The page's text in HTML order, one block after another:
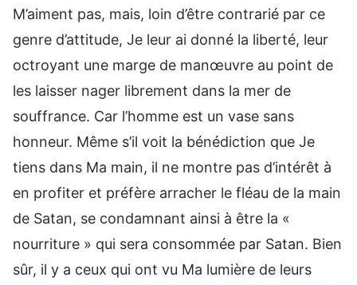
M’aiment pas, mais, loin d’être contrarié par ce
genre d’attitude, Je leur ai donné la liberté, leur
octroyant une marge de manœuvre au point de
les laisser nager librement dans la mer de
souffrance. Car l’homme est un vase sans
honneur. Même s’il voit la bénédiction que Je
tiens dans Ma main, il ne montre pas d’intérêt à
en profiter et préfère arracher le fléau de la main
de Satan, se condamnant ainsi à être la «
nourriture » qui sera consommée par Satan. Bien
sûr, il y a ceux qui ont vu Ma lumière de leurs